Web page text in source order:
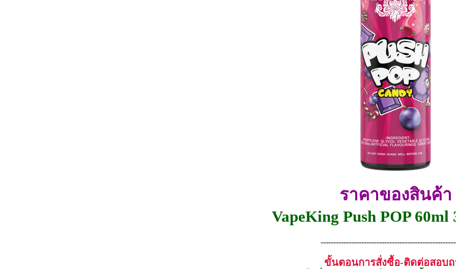
ราคาของสินค้า
VapeKing Push POP 60ml
ขั้นตอนการสั่งซื้อ-ติดต่อสอบถ